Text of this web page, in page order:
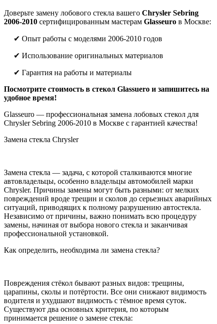
Доверьте замену лобового стекла вашего Chrysler Sebring
2006-2010 сертифицированным мастерам Glasseuro в Москве:
✔ Опыт работы с моделями 2006-2010 годов
✔ Использование оригинальных материалов
✔ Гарантия на работы и материалы
Посмотрите стоимость в стекол Glassuero и запишитесь на
удобное время!
Glasseuro — профессиональная замена лобовых стекол для
Chrysler Sebring 2006-2010 в Москве с гарантией качества!
Замена стекла Chrysler
Замена стекла — задача, с которой сталкиваются многие
автовладельцы, особенно владельцы автомобилей марки
Chrysler. Причины замены могут быть разными: от мелких
повреждений вроде трещин и сколов до серьезных аварийных
ситуаций, приводящих к полному разрушению автостекла.
Независимо от причины, важно понимать всю процедуру
замены, начиная от выбора нового стекла и заканчивая
профессиональной установкой.
Как определить, необходима ли замена стекла?
Повреждения стёкол бывают разных видов: трещины,
царапины, сколы и потёртости. Все они снижают видимость
водителя и ухудшают видимость с тёмное время суток.
Существуют два основных критерия, по которым
принимается решение о замене стекла: